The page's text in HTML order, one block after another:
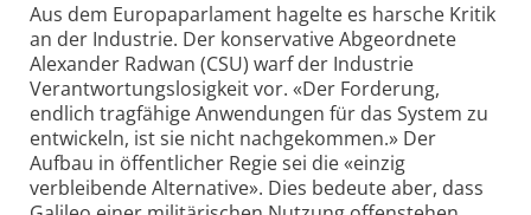
Aus dem Europaparlament hagelte es harsche Kritik
an der Industrie. Der konservative Abgeordnete
Alexander Radwan (CSU) warf der Industrie
Verantwortungslosigkeit vor. «Der Forderung,
endlich tragfähige Anwendungen für das System zu
entwickeln, ist sie nicht nachgekommen.» Der
Aufbau in öffentlicher Regie sei die «einzig
verbleibende Alternative». Dies bedeute aber, dass